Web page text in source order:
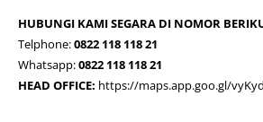
HUBUNGI KAMI SEGARA DI NOMOR
Telphone:0822 118 118 21
Whatsapp:0822 118 118 21
HEAD OFFICE: https://maps.app.goo.gl/